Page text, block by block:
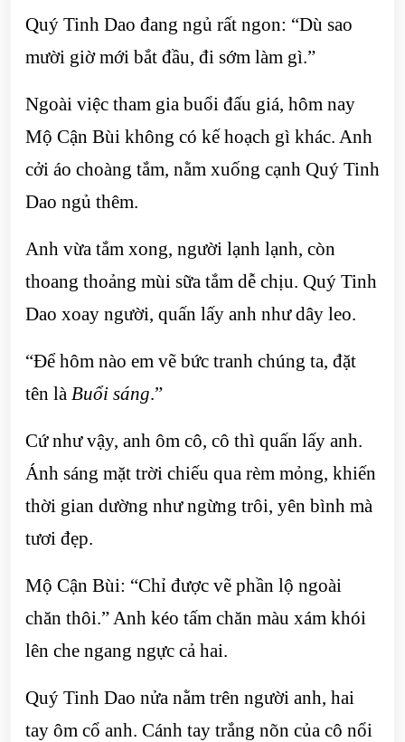
Quý Tinh Dao đang ngủ rất ngon: “Dù sao
mười giờ mới bắt đầu, đi sớm làm gì.”
Ngoài việc tham gia buổi đấu giá, hôm nay
Mộ Cận Bùi không có kế hoạch gì khác. Anh
cởi áo choàng tắm, nằm xuống cạnh Quý Tinh
Dao ngủ thêm.
Anh vừa tắm xong, người lạnh lạnh, còn
thoang thoảng mùi sữa tắm dễ chịu. Quý Tinh
Dao xoay người, quấn lấy anh như dây leo.
“Để hôm nào em vẽ bức tranh chúng ta, đặt
tên là Buổi sáng.”
Cứ như vậy, anh ôm cô, cô thì quấn lấy anh.
Ánh sáng mặt trời chiếu qua rèm mỏng, khiến
thời gian dường như ngừng trôi, yên bình mà
tươi đẹp.
Mộ Cận Bùi: “Chỉ được vẽ phần lộ ngoài
chăn thôi.” Anh kéo tấm chăn màu xám khói
lên che ngang ngực cả hai.
Quý Tinh Dao nửa nằm trên người anh, hai
tay ôm cổ anh. Cánh tay trắng nõn của cô nổi